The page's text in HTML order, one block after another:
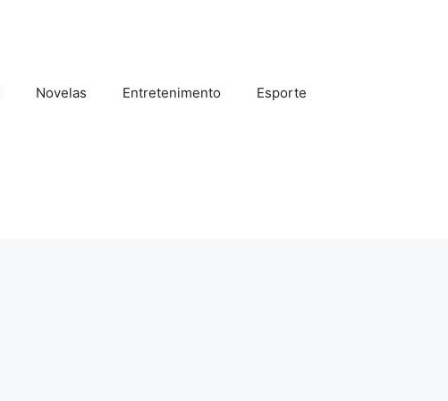
Novelas Entretenimento Esporte